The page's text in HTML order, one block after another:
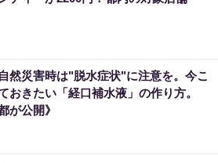
然災害時は"脱水症状"に注意を。今こ
おきたい「経口補水液」の作り方。
が公開》